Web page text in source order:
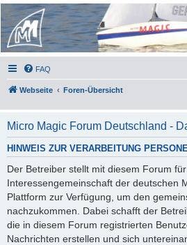
Micro Magic Forum
Deutschland
FAQ
Webseite Foren-Übersicht
Micro Magic Forum Deutschland -
HINWEIS ZUR VERARBEITUNG
Der Betreiber stellt mit diesem Forum
Interessengemeinschaft der deutschen
Plattform zur Verfügung, um den
nachzukommen. Dabei schafft der
die in diesem Forum registrierten
Nachrichten erstellen und sich